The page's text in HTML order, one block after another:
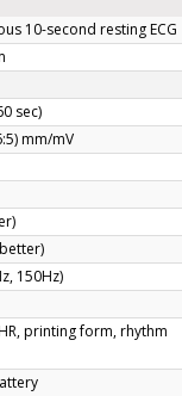
10-second resting ECG
sec)
mm/mV
150Hz)
printing form, rhythm